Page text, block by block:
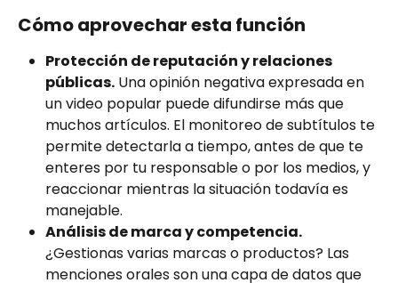
Cómo aprovechar esta función
Protección de reputación y relaciones
públicas. Una opinión negativa expresada en
un video popular puede difundirse más que
muchos artículos. El monitoreo de subtítulos te
permite detectarla a tiempo, antes de que te
enteres por tu responsable o por los medios, y
reaccionar mientras la situación todavía es
manejable.
Análisis de marca y competencia.
¿Gestionas varias marcas o productos? Las
menciones orales son una capa de datos que